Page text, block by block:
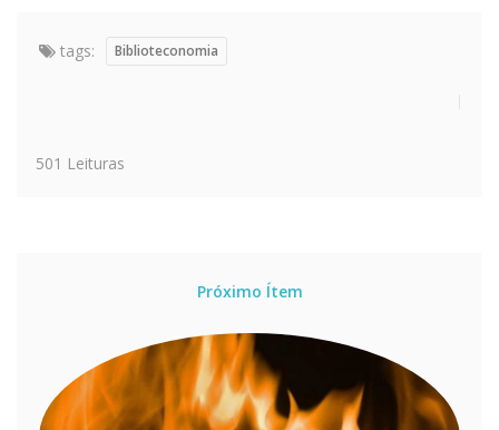
tags: Biblioteconomia
501 Leituras
Próximo Ítem